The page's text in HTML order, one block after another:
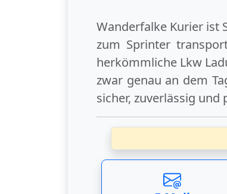
Wanderfalke Kurier ist
zum Sprinter
herkömmliche Lkw
zwar genau an dem
sicher, zuverlässig